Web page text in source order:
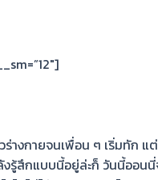
างกายจนเพื่อน ๆ เริ่มทัก แ
งรู้สึกแบบนี้อยู่ล่ะก็ วันนี้ออ